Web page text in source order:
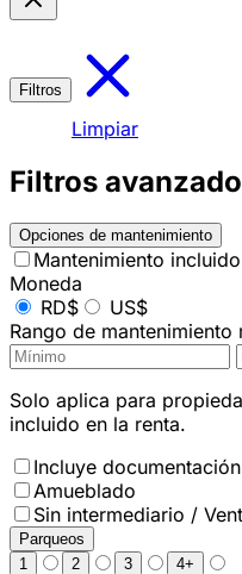
Filtros
Limpiar
Filtros
Opciones de mantenimiento
Mantenimiento incluido
Moneda
RD$
US$
Rango de mantenimiento
Solo aplica para
incluido en la renta.
Incluye
Amueblado
Sin intermediario /
Parqueos
1
2 3
4+